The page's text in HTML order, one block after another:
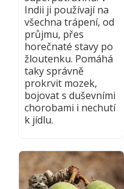
Indii ji používají na
všechna trápení, od
průjmu, přes
horečnaté stavy po
žloutenku. Pomáhá
taky správně
prokrvit mozek,
bojovat s duševními
chorobami i nechutí
k jídlu.